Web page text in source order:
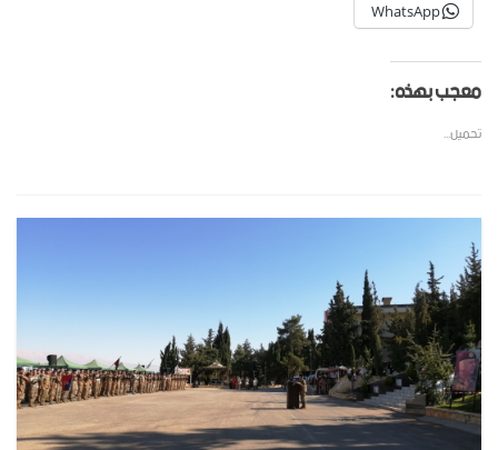
WhatsApp
معجب بهذه:
تحميل...